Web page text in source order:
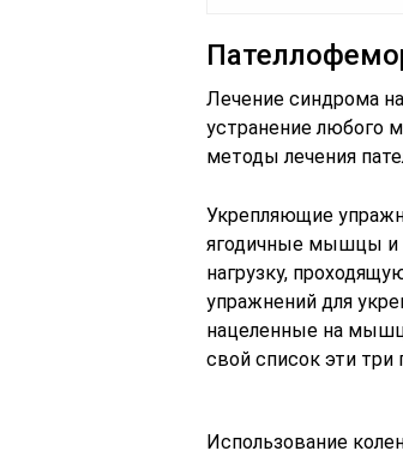
Лечение синдрома
устранение любого
методы лечения
Укрепляющие
ягодичные мышцы и
нагрузку,
упражнений для
нацеленные на
свой список эти три
Использование